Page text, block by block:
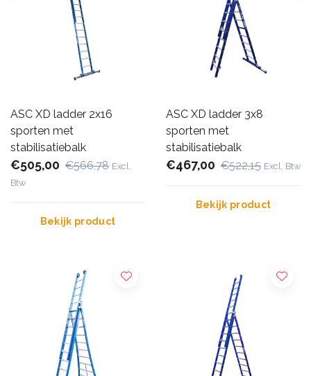
ASC XD ladder 2x16
sporten met
stabilisatiebalk
€505,00 €566,78 Excl.
Btw
Bekijk product
ASC XD ladder 3x8
sporten met
stabilisatiebalk
€467,00 €522,15 Excl. Btw
Bekijk product